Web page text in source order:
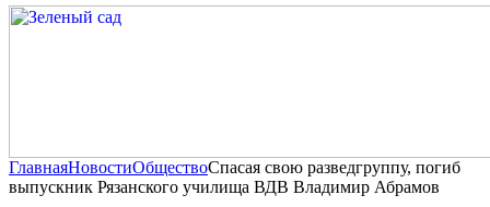
ГлавнаяНовостиОбществоСпасая свою разведгруппу, погиб
выпускник Рязанского училища ВДВ Владимир Абрамов